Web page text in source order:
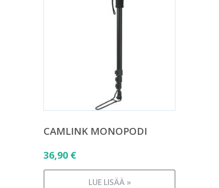
CAMLINK MONOPODI
36,90 €
LUE LISÄÄ »